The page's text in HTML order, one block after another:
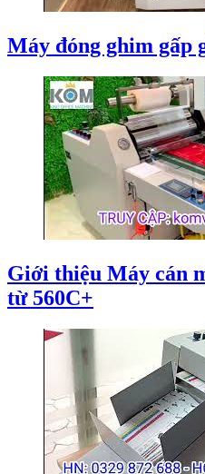
Máy đóng ghim gấp
Giới thiệu Máy cán
từ 560C+